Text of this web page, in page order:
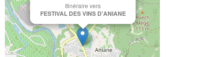
Itinéraire vers
FESTIVAL DES VINS D'ANIANE